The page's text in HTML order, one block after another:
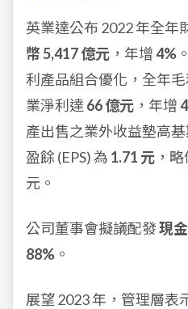
英業達公布 2022 年全年
幣 5,417 億元 ，年增4%
利產品組合優化，全年
業淨利達 66 億元 ，年增
產出售之業外收益墊高
盈餘 (EPS) 為 1.71 元 ，
元。
公司董事會擬議配發現
88% 。
展望 2023 年，管理層表